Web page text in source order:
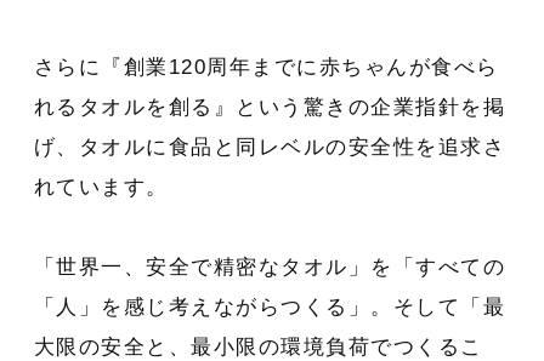
さらに『創業120周年までに赤ちゃんが食べら
れるタオルを創る』という驚きの企業指針を掲
げ、タオルに食品と同レベルの安全性を追求さ
れています。
「世界一、安全で精密なタオル」を「すべての
「人」を感じ考えながらつくる」。そして「最
大限の安全と、最小限の環境負荷でつくるこ